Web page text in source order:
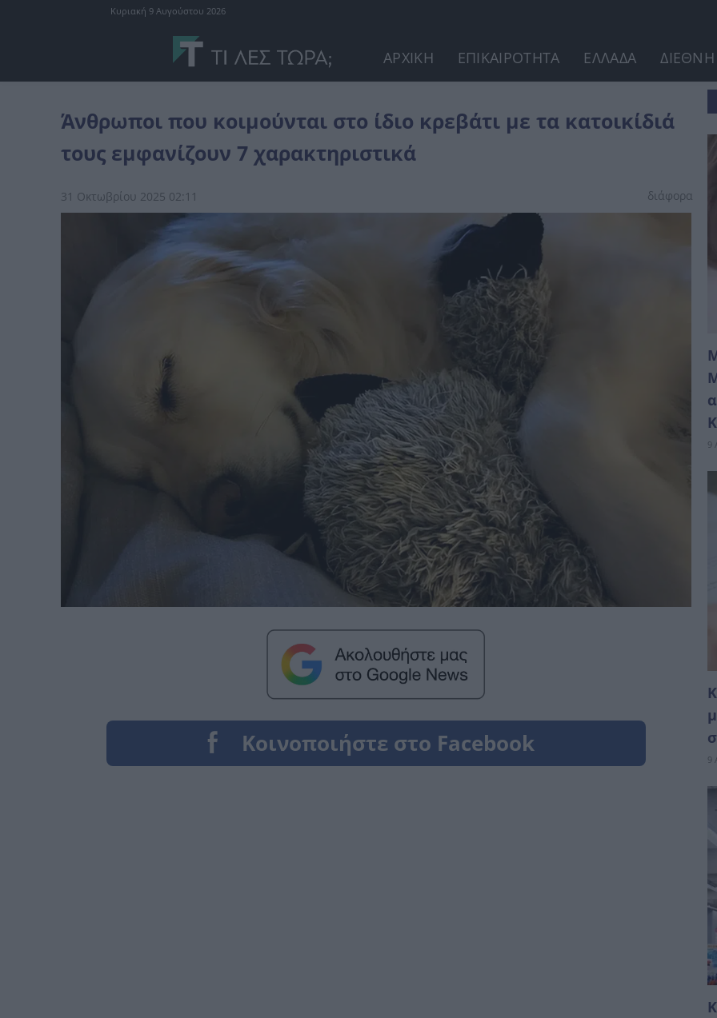
Κυριακή 9 Αυγούστου 2026
ΑΡΧΙΚΗ ΕΠΙΚΑΙΡΟΤΗΤΑ ΕΛΛΑΔΑ ΔΙΕΘΝΗ
Άνθρωποι που κοιμούνται στο ίδιο κρεβάτι με τα κατοικίδιά
τους εμφανίζουν 7 χαρακτηριστικά
31 Οκτωβρίου 2025 02:11 διάφορα
9
9